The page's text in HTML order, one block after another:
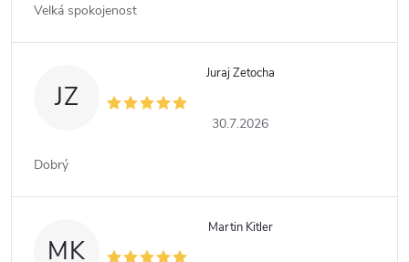
Velká spokojenost
JZ
Juraj Zetocha
30.7.2026
Dobrý
MK
Martin Kitler